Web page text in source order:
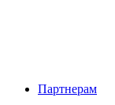
Партнерам